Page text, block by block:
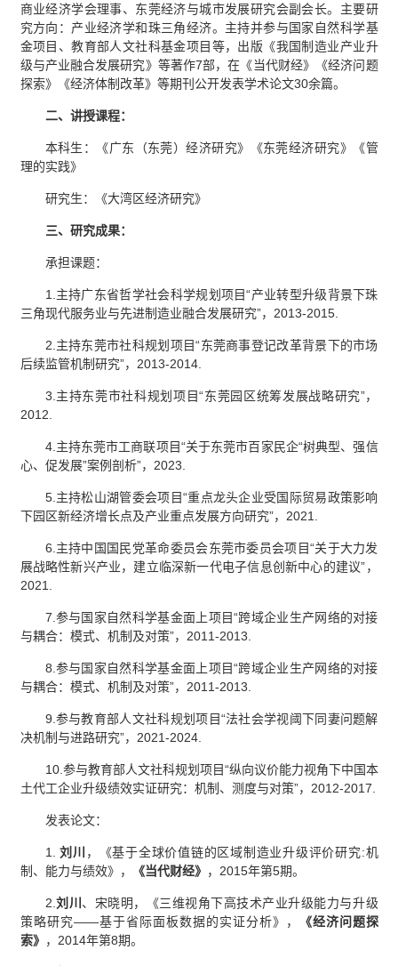
商业经济学会理事、东莞经济与城市发展研究会副会长。主要研
究方向：产业经济学和珠三角经济。主持并参与国家自然科学基
金项目、教育部人文社科基金项目等，出版《我国制造业产业升
级与产业融合发展研究》等著作7部，在《当代财经》《经济问题
探索》《经济体制改革》等期刊公开发表学术论文30余篇。
二、讲授课程：
本科生：《广东（东莞）经济研究》《东莞经济研究》《管
理的实践》
研究生：《大湾区经济研究》
三、研究成果：
承担课题：
1.主持广东省哲学社会科学规划项目“产业转型升级背景下珠
三角现代服务业与先进制造业融合发展研究”，2013-2015.
2.主持东莞市社科规划项目“东莞商事登记改革背景下的市场
后续监管机制研究”，2013-2014.
3.主持东莞市社科规划项目“东莞园区统筹发展战略研究”，
2012.
4.主持东莞市工商联项目“关于东莞市百家民企“树典型、强信
心、促发展”案例剖析”，2023.
5.主持松山湖管委会项目“重点龙头企业受国际贸易政策影响
下园区新经济增长点及产业重点发展方向研究”，2021.
6.主持中国国民党革命委员会东莞市委员会项目“关于大力发
展战略性新兴产业，建立临深新一代电子信息创新中心的建议”，
2021.
7.参与国家自然科学基金面上项目“跨域企业生产网络的对接
与耦合：模式、机制及对策”，2011-2013.
8.参与国家自然科学基金面上项目“跨域企业生产网络的对接
与耦合：模式、机制及对策”，2011-2013.
9.参与教育部人文社科规划项目“法社会学视阈下同妻问题解
决机制与进路研究”，2021-2024.
10.参与教育部人文社科规划项目“纵向议价能力视角下中国本
土代工企业升级绩效实证研究：机制、测度与对策”，2012-2017.
发表论文：
1.刘川 ，
《基于全球价值链的区域制造业升级评价研究:机
制、能力与绩效》，
《当代财经》 ，2015年第5期。
2.刘川 、宋晓明 ，
《三维视角下高技术产业升级能力与升级
策略研究——基于省际面板数据的实证分析》，
《经济问题探
索》 ，2014年第8期。